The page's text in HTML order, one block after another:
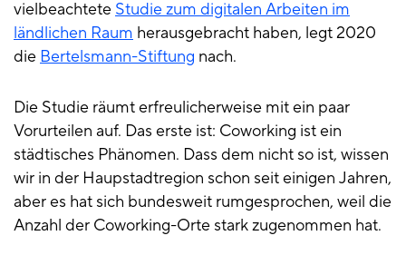
vielbeachtete Studie zum digitalen Arbeiten im
ländlichen Raum herausgebracht haben, legt 2020
die Bertelsmann-Stiftung nach.
Die Studie räumt erfreulicherweise mit ein paar
Vorurteilen auf. Das erste ist: Coworking ist ein
städtisches Phänomen. Dass dem nicht so ist, wissen
wir in der Haupstadtregion schon seit einigen Jahren,
aber es hat sich bundesweit rumgesprochen, weil die
Anzahl der Coworking-Orte stark zugenommen hat.